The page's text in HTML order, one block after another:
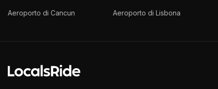
Aeroporto di Cancun Aeroporto di Lisbona